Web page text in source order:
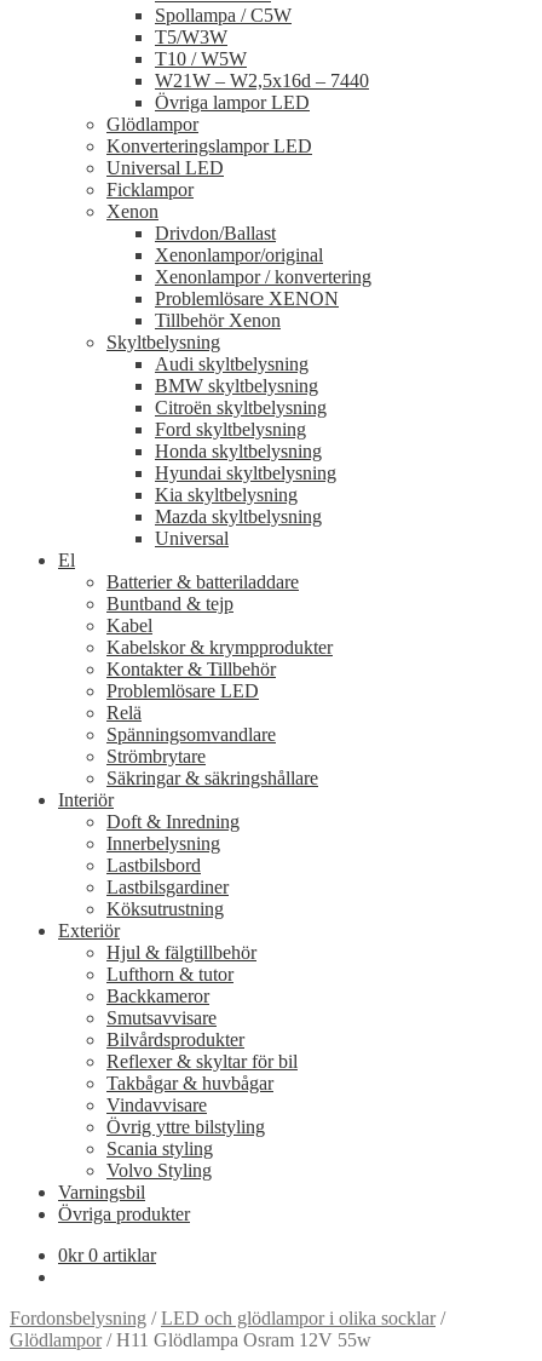
Spollampa / C5W
T5/W3W
T10 / W5W
W21W – W2,5x16d – 7440
Övriga lampor LED
Glödlampor
Konverteringslampor LED
Universal LED
Ficklampor
Xenon
Drivdon/Ballast
Xenonlampor/original
Xenonlampor / konvertering
Problemlösare XENON
Tillbehör Xenon
Skyltbelysning
Audi skyltbelysning
BMW skyltbelysning
Citroën skyltbelysning
Ford skyltbelysning
Honda skyltbelysning
Hyundai skyltbelysning
Kia skyltbelysning
Mazda skyltbelysning
Universal
El
Batterier & batteriladdare
Buntband & tejp
Kabel
Kabelskor & krympprodukter
Kontakter & Tillbehör
Problemlösare LED
Relä
Spänningsomvandlare
Strömbrytare
Säkringar & säkringshållare
Interiör
Doft & Inredning
Innerbelysning
Lastbilsbord
Lastbilsgardiner
Köksutrustning
Exteriör
Hjul & fälgtillbehör
Lufthorn & tutor
Backkameror
Smutsavvisare
Bilvårdsprodukter
Reflexer & skyltar för bil
Takbågar & huvbågar
Vindavvisare
Övrig yttre bilstyling
Scania styling
Volvo Styling
Varningsbil
Övriga produkter
0kr 0 artiklar
Fordonsbelysning /LED och glödlampor i olika socklar/
Glödlampor/H11 Glödlampa Osram 12V 55w